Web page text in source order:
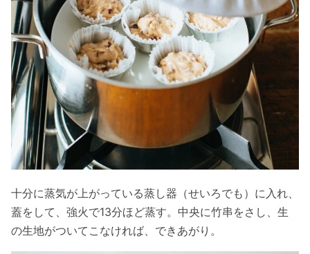
十分に蒸気が上がっている蒸し器（せいろでも）に入れ、
蓋をして、強火で13分ほど蒸す。中央に竹串をさし、生
の生地がついてこなければ、できあがり。